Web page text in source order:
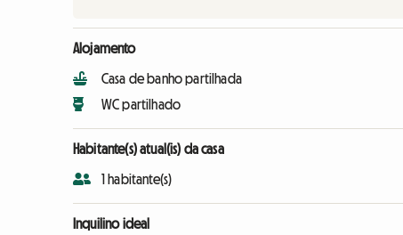
Alojamento
Casa de banho partilhada
WC partilhado
Habitante(s) atual(is) da casa
1 habitante(s)
Inquilino ideal